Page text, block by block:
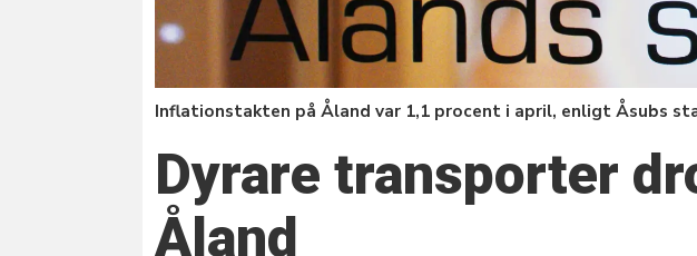
Inflationstakten på Åland var 1,1 procent i april, enligt Åsubs
Dyrare transporter
Åland